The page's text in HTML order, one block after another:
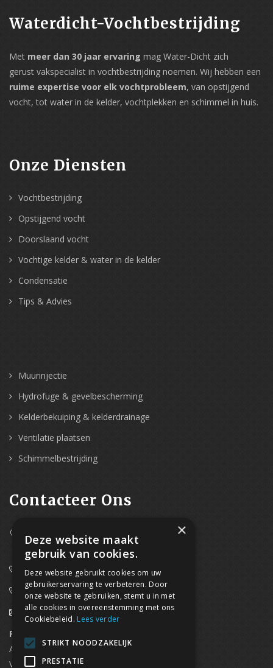
Waterdicht-Vochtbestrijding
Met meer dan 30 jaar ervaring mag Water-Dicht zich
gerust vakspecialist in vochtbestrijding noemen. Wij hebben een
ruime expertise voor elk vochtprobleem, van opstijgend
vocht, tot water in de kelder, vochtplekken en schimmel in huis.
Onze Diensten
Vochtbestrijding
Opstijgend vocht
Doorslaand vocht
Vochtige kelder & water in de kelder
Condensatie
Tips & Advies
Muurinjectie
Hydrofuge & gevelbescherming
Kelderbekuiping & kelderdrainage
Ventilatie plaatsen
Schimmelbestrijding
Contacteer Ons
Westpoort 37B,
2070 Zwijndrecht
0800/61 667 (24/7 bereikbaar)
03/369.60.29
info@waterdicht-vochtbestrijding.be
Regionaal contact
Antwerpen
03/369.60.29
Vlaams Brabant & Brussel
×
Deze website maakt
gebruik van cookies.
Deze website gebruikt cookies om uw
gebruikerservaring te verbeteren. Door
onze website te gebruiken, stemt u in met
alle cookies in overeenstemming met ons
Cookiebeleid. Lees verder
STRIKT NOODZAKELIJK
PRESTATIE